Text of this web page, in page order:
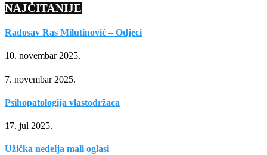
NAJČITANIJE
Radosav Ras Milutinović – Odjeci
10. novembar 2025.
7. novembar 2025.
Psihopatologija vlastodržaca
17. jul 2025.
Užička nedelja mali oglasi